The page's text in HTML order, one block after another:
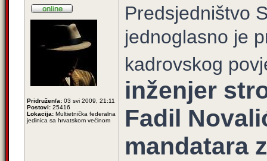
Pridružen/a: 03 svi 2009, 21:11
Postovi: 25416
Lokacija: Multietnička federalna
jedinica sa hrvatskom većinom
Predsjedništvo
jednoglasno je
kadrovskog
inženjer
Fadil
mandatara